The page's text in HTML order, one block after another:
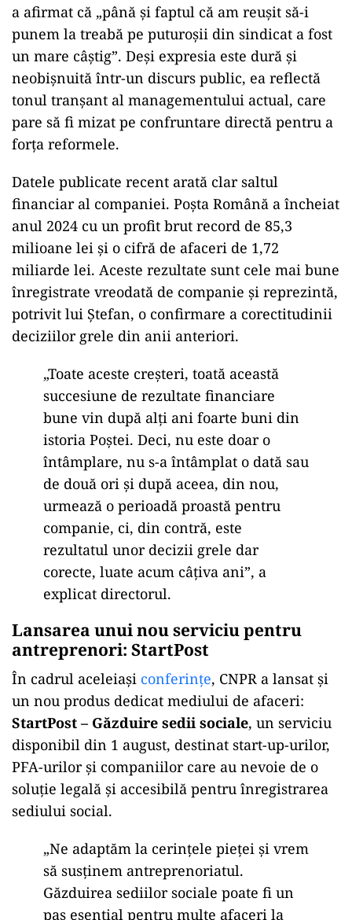
a afirmat că „până și faptul că am reușit să-i
punem la treabă pe puturoșii din sindicat a fost
un mare câștig”. Deși expresia este dură și
neobișnuită într-un discurs public, ea reflectă
tonul tranșant al managementului actual, care
pare să fi mizat pe confruntare directă pentru a
forța reformele.
Datele publicate recent arată clar saltul
financiar al companiei. Poșta Română a încheiat
anul 2024 cu un profit brut record de 85,3
milioane lei și o cifră de afaceri de 1,72
miliarde lei. Aceste rezultate sunt cele mai bune
înregistrate vreodată de companie și reprezintă,
potrivit lui Ștefan, o confirmare a corectitudinii
deciziilor grele din anii anteriori.
„Toate aceste creșteri, toată această
succesiune de rezultate financiare
bune vin după alți ani foarte buni din
istoria Poștei. Deci, nu este doar o
întâmplare, nu s-a întâmplat o dată sau
de două ori și după aceea, din nou,
urmează o perioadă proastă pentru
companie, ci, din contră, este
rezultatul unor decizii grele dar
corecte, luate acum câțiva ani”, a
explicat directorul.
Lansarea unui nou serviciu pentru
antreprenori: StartPost
În cadrul aceleiași conferințe, CNPR a lansat și
un nou produs dedicat mediului de afaceri:
StartPost – Găzduire sedii sociale, un serviciu
disponibil din 1 august, destinat start-up-urilor,
PFA-urilor și companiilor care au nevoie de o
soluție legală și accesibilă pentru înregistrarea
sediului social.
„Ne adaptăm la cerințele pieței și vrem
să susținem antreprenoriatul.
Găzduirea sediilor sociale poate fi un
pas esențial pentru multe afaceri la